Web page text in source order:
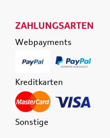
ZAHLUNGSARTEN
Webpayments
Kreditkarten
Sonstige